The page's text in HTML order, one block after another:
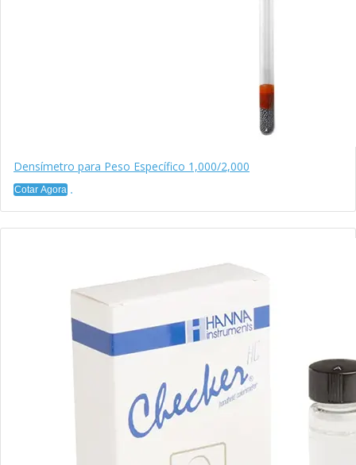
Densímetro para Peso Específico 1,000/2,000
Cotar Agora